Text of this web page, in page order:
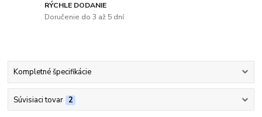
RÝCHLE DODANIE
Doručenie do 3 až 5 dní
Kompletné špecifikácie
Súvisiaci tovar 2